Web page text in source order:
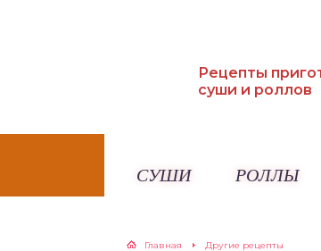
Рецепты
суши и роллов
СУШИ РОЛЛЫ
Главная Другие рецепты